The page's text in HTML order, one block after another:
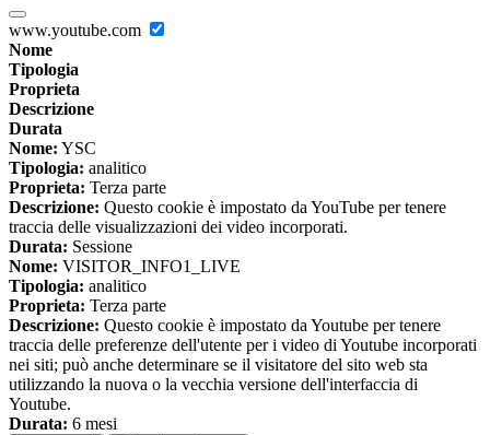
www.youtube.com
Nome
Tipologia
Proprieta
Descrizione
Durata
Nome: YSC
Tipologia: analitico
Proprieta: Terza parte
Descrizione: Questo cookie è impostato da YouTube per tenere
traccia delle visualizzazioni dei video incorporati.
Durata: Sessione
Nome: VISITOR_INFO1_LIVE
Tipologia: analitico
Proprieta: Terza parte
Descrizione: Questo cookie è impostato da Youtube per tenere
traccia delle preferenze dell'utente per i video di Youtube incorporati
nei siti; può anche determinare se il visitatore del sito web sta
utilizzando la nuova o la vecchia versione dell'interfaccia di
Youtube.
Durata: 6 mesi